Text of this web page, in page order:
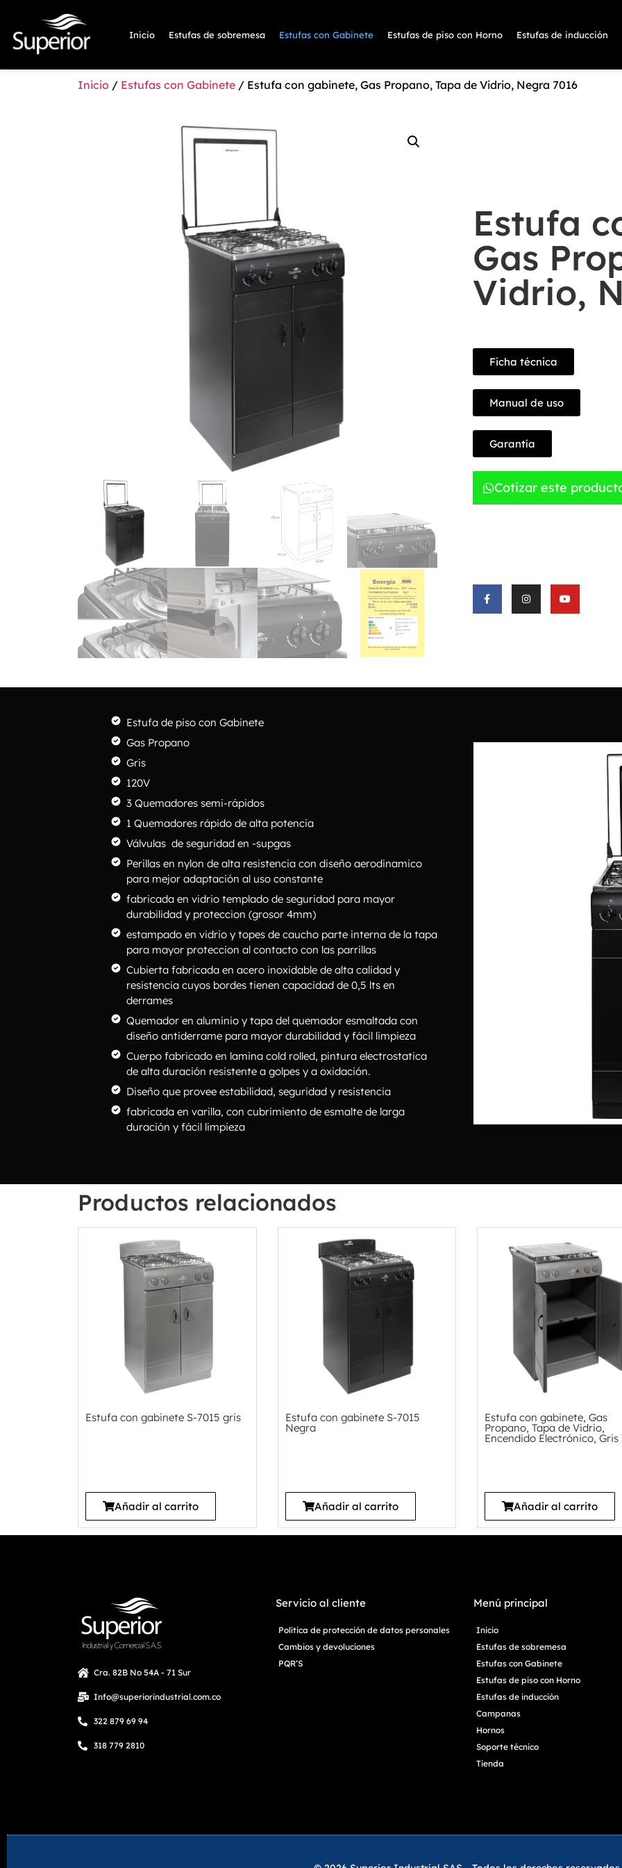
Inicio Estufas de sobremesa Estufas con Gabinete Estufas de piso con Horno Estufas de inducción
Inicio / Estufas con Gabinete / Estufa con gabinete, Gas Propano, Tapa de Vidrio, Negra 7016
Estufa
Gas
Vidrio,
Ficha técnica
Manual de uso
Garantía
Cotizar este
Estufa de piso con Gabinete
Gas Propano
Gris
120V
3 Quemadores semi-rápidos
1 Quemadores rápido de alta potencia
Válvulas de seguridad en -supgas
Perillas en nylon de alta resistencia con diseño aerodinamico
para mejor adaptación al uso constante
fabricada en vidrio templado de seguridad para mayor
durabilidad y proteccion (grosor 4mm)
estampado en vidrio y topes de caucho parte interna de la tapa
para mayor proteccion al contacto con las parrillas
Cubierta fabricada en acero inoxidable de alta calidad y
resistencia cuyos bordes tienen capacidad de 0,5 lts en
derrames
Quemador en aluminio y tapa del quemador esmaltada con
diseño antiderrame para mayor durabilidad y fácil limpieza
Cuerpo fabricado en lamina cold rolled, pintura electrostatica
de alta duración resistente a golpes y a oxidación.
Diseño que provee estabilidad, seguridad y resistencia
fabricada en varilla, con cubrimiento de esmalte de larga
duración y fácil limpieza
Productos relacionados
Estufa con gabinete S-7015 gris
Añadir al carrito
Estufa con gabinete S-7015
Negra
Añadir al carrito
Estufa con gabinete, Gas
Propano, Tapa de Vidrio,
Encendido Electrónico, Gris
Añadir al carrito
Cra. 82B No 54A - 71 Sur
Info@superiorindustrial.com.co
322 879 69 94
318 779 2810
Servicio al cliente
Política de protección de datos personales
Cambios y devoluciones
PQR’S
Menú principal
Inicio
Estufas de sobremesa
Estufas con Gabinete
Estufas de piso con Horno
Estufas de inducción
Campanas
Hornos
Soporte técnico
Tienda